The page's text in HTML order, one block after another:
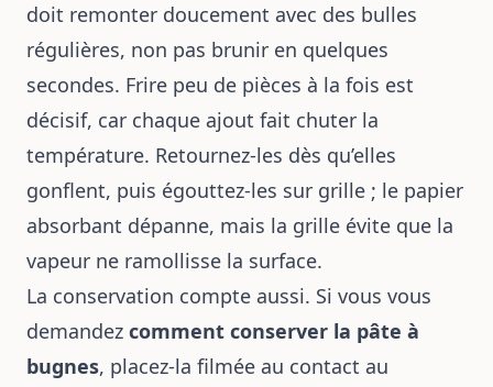
doit remonter doucement avec des bulles
régulières, non pas brunir en quelques
secondes. Frire peu de pièces à la fois est
décisif, car chaque ajout fait chuter la
température. Retournez-les dès qu’elles
gonflent, puis égouttez-les sur grille ; le papier
absorbant dépanne, mais la grille évite que la
vapeur ne ramollisse la surface.
La conservation compte aussi. Si vous vous
demandez comment conserver la pâte à
bugnes, placez-la filmée au contact au